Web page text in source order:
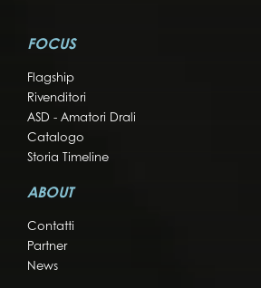
FOCUS
Flagship
Rivenditori
ASD - Amatori Drali
Catalogo
Storia Timeline
ABOUT
Contatti
Partner
News